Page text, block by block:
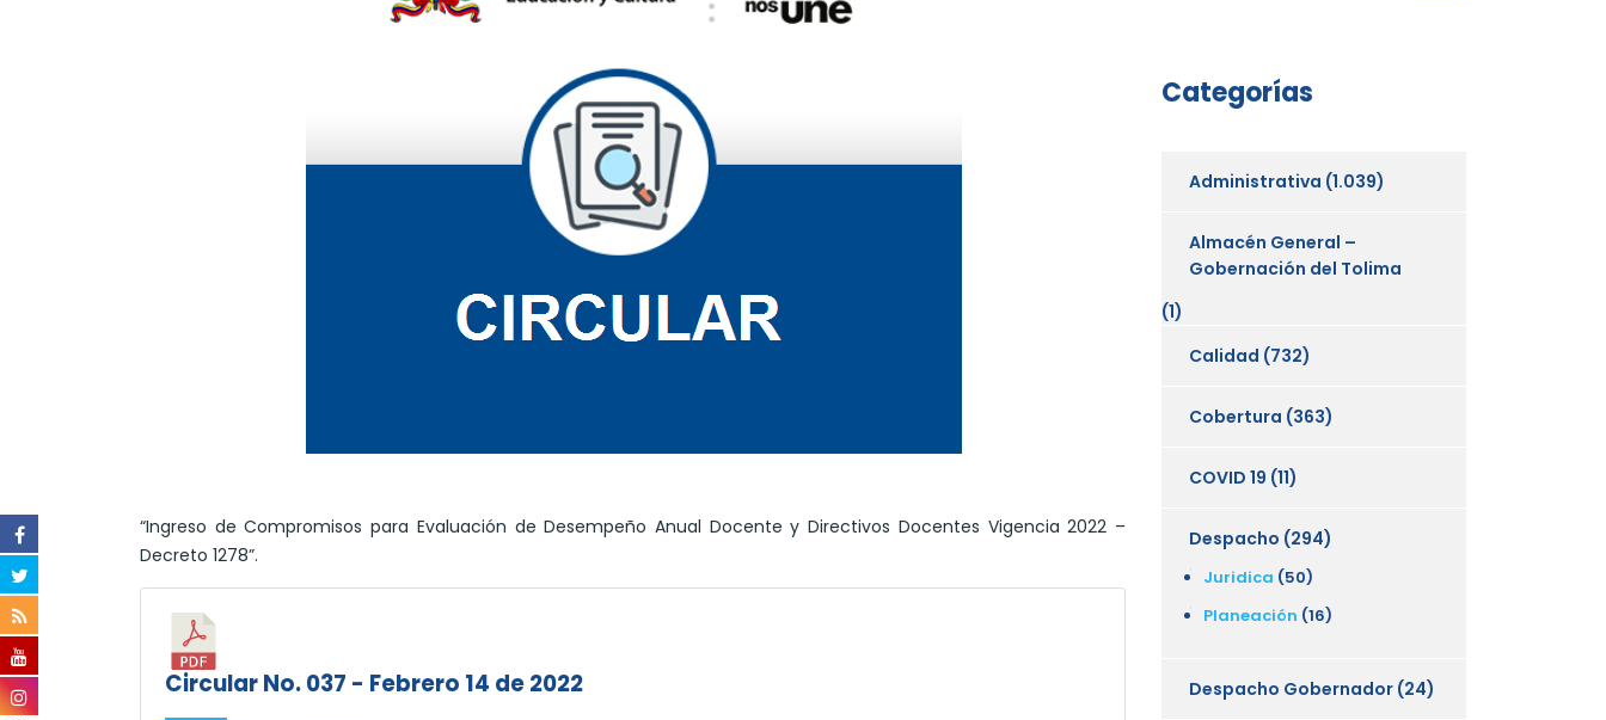
“Ingreso de Compromisos para Evaluación de Desempeño Anual Docente y Directivos Docentes Vigencia 2022 –
Decreto 1278”.
Circular No. 037 - Febrero 14 de 2022
Categorías
Administrativa (1.039)
Almacén General –
Gobernación del Tolima
(1)
Calidad (732)
Cobertura (363)
COVID 19 (11)
Despacho (294)
Juridica (50)
Planeación (16)
Despacho Gobernador (24)